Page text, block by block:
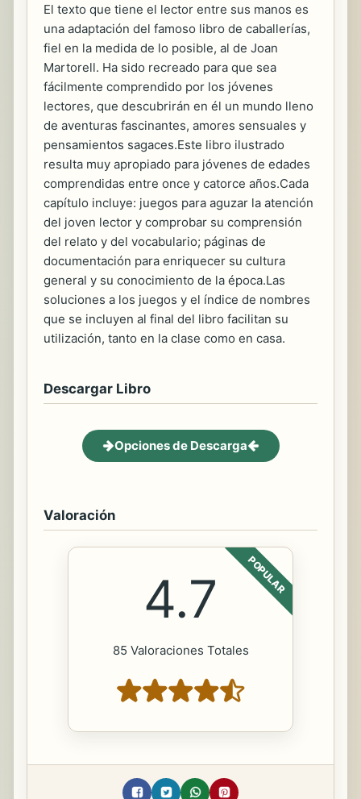
El texto que tiene el lector entre sus manos es
una adaptación del famoso libro de caballerías,
fiel en la medida de lo posible, al de Joan
Martorell. Ha sido recreado para que sea
fácilmente comprendido por los jóvenes
lectores, que descubrirán en él un mundo lleno
de aventuras fascinantes, amores sensuales y
pensamientos sagaces.Este libro ilustrado
resulta muy apropiado para jóvenes de edades
comprendidas entre once y catorce años.Cada
capítulo incluye: juegos para aguzar la atención
del joven lector y comprobar su comprensión
del relato y del vocabulario; páginas de
documentación para enriquecer su cultura
general y su conocimiento de la época.Las
soluciones a los juegos y el índice de nombres
que se incluyen al final del libro facilitan su
utilización, tanto en la clase como en casa.
Descargar Libro
Opciones de Descarga
Valoración
POPULAR
4.7
85 Valoraciones Totales